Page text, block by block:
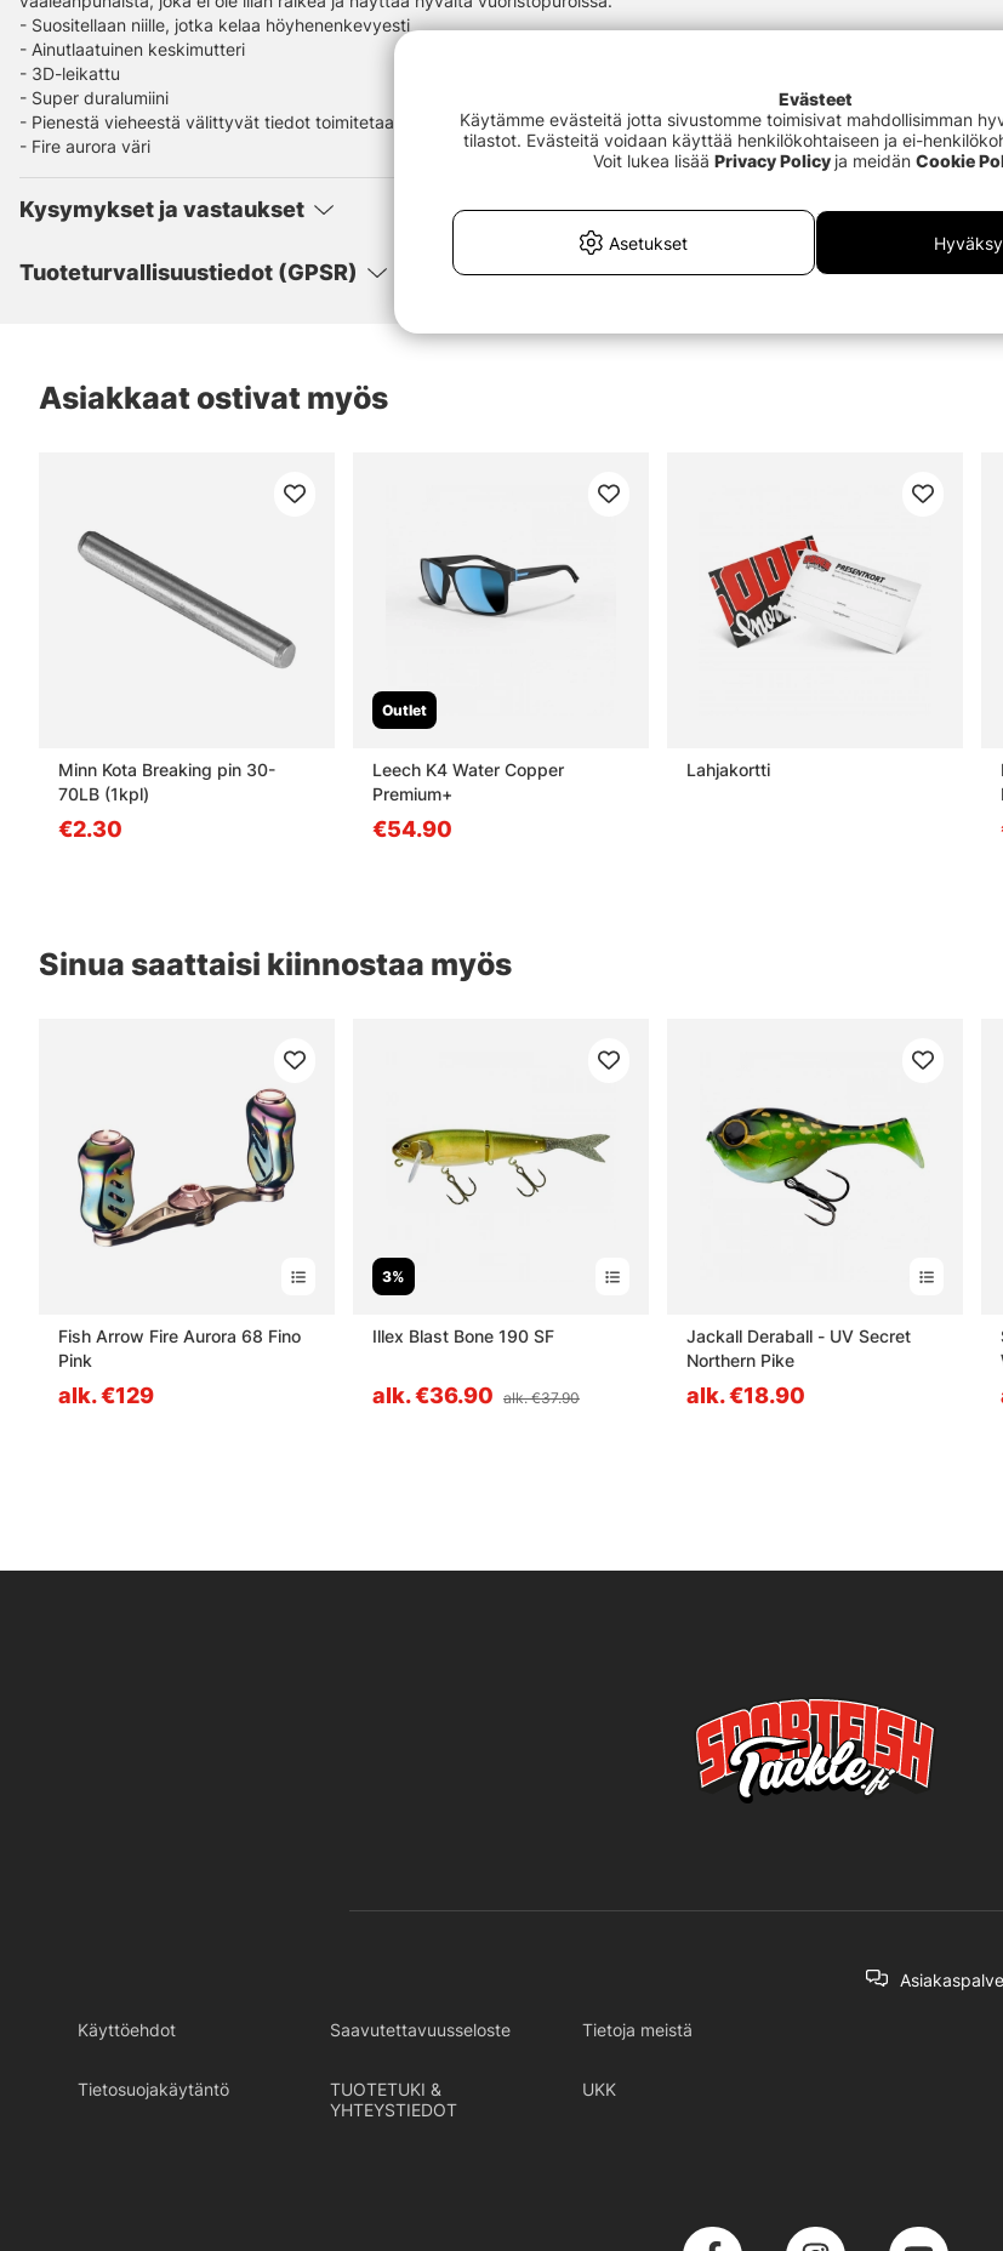
- Suositellaan niille, jotka kelaa höyhenenkevyesti
- Ainutlaatuinen keskimutteri
- 3D-leikattu
- Super duralumiini
- Pienestä vieheestä välittyvät tiedot toimitetaan kalastajalle
- Fire aurora väri
Kysymykset ja vastaukset
Tuoteturvallisuustiedot (GPSR)
Asiakkaat ostivat myös
Minn Kota Breaking pin 30-
70LB (1kpl)
€2.30
Outlet
Leech K4 Water Copper
Premium+
€54.90
Lahjakortti
Sinua saattaisi kiinnostaa myös
Fish Arrow Fire Aurora 68 Fino
Pink
alk. €129
3%
Illex Blast Bone 190 SF
alk. €36.90 alk. €37.90
Jackall Deraball - UV Secret
Northern Pike
alk. €18.90
Käyttöehdot Saavutettavuusseloste Tietoja meistä
Tietosuojakäytäntö
TUOTETUKI &
YHTEYSTIEDOT
UKK
Evästeet
Käytämme evästeitä jotta sivustomme toimisivat mahdollisimman
tilastot. Evästeitä voidaan käyttää henkilökohtaiseen ja ei-
Voit lukea lisää Privacy Policy ja meidän Cookie
Asetukset